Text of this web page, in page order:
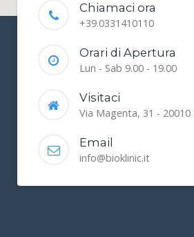
Chiamaci ora
+39.0331410110
Orari di Apertura
Lun - Sab 9.00 - 19.00
Visitaci
Via Magenta, 31 -
Email
info@bioklinic.it